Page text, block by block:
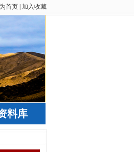
首页 加入收藏
料库